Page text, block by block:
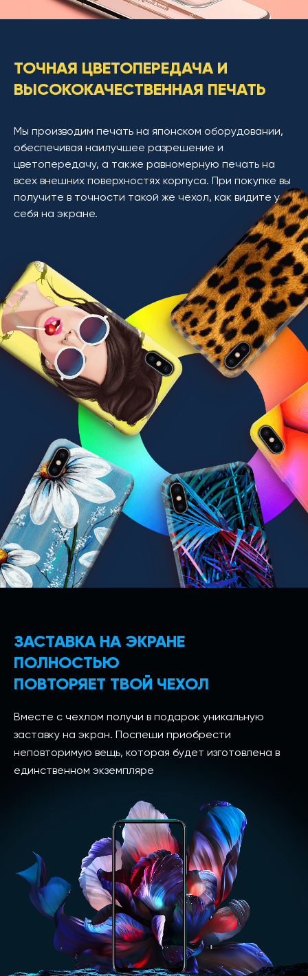
ТОЧНАЯ ЦВЕТОПЕРЕДАЧА И
ВЫСОКОКАЧЕСТВЕННАЯ ПЕЧАТЬ
Мы производим печать на японском оборудовании,
обеспечивая наилучшее разрешение и
цветопередачу, а также равномерную печать на
всех внешних поверхностях корпуса. При покупке вы
получите в точности такой же чехол, как видите у
себя на экране.
ЗАСТАВКА НА ЭКРАНЕ
ПОЛНОСТЬЮ
ПОВТОРЯЕТ ТВОЙ ЧЕХОЛ
Вместе с чехлом получи в подарок уникальную
заставку на экран. Поспеши приобрести
неповторимую вещь, которая будет изготовлена в
единственном экземпляре